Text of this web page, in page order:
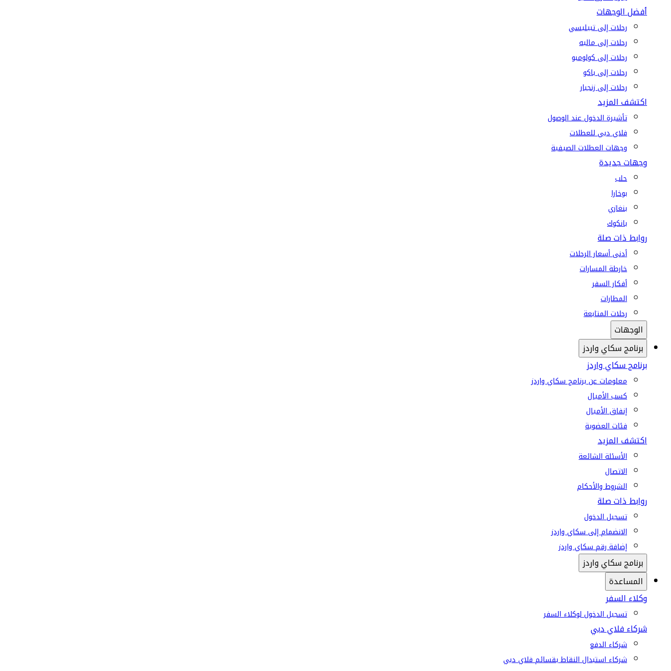
أفضل الوجهات
رحلات إلى تبيليسي
رحلات إلى ماليه
رحلات إلى كولومبو
رحلات إلى باكو
رحلات إلى زنجبار
اكتشف المزيد
تأشيرة الدخول عند الوصول
فلاي دبي للعطلات
وجهات العطلات الصيفية
وجهات جديدة
حلب
بوخارا
بنغازي
بانكوك
روابط ذات صلة
أدنى أسعار الرحلات
خارطة المسارات
أفكار السفر
المطارات
رحلات المتابعة
الوجهات
برنامج سكاي واردز
برنامج سكاي واردز
معلومات عن برنامج سكاي واردز
كسب الأميال
إنفاق الأميال
فئات العضوية
اكتشف المزيد
الأسئلة الشائعة
الاتصال
الشروط والأحكام
روابط ذات صلة
تسجيل الدخول
الانضمام إلى سكاي واردز
إضافة رقم سكاي واردز
برنامج سكاي واردز
المساعدة
وكلاء السفر
تسجيل الدخول لوكلاء السفر
شركاء فلاي دبي
شركاء الدفع
شركاء استبدال النقاط بقسائم فلاي دبي